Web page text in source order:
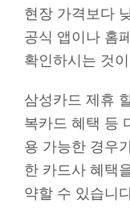
현장 가격보다
공식 앱이나 홈
확인하시는 것
삼성카드 제휴
복카드 혜택 등
용 가능한 경우
한 카드사 혜택
약할 수 있습니